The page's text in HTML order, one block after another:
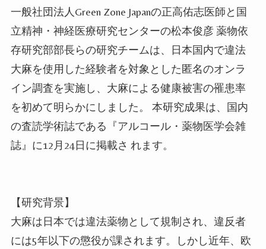
一般社団法人Green Zone Japanの正高佑志医師と国
立精神・神経医療研究センターの松本俊彦 薬物依
存研究部部長らの研究チームは、日本国内で違法
大麻を使用した経験者を対象とした匿名のオンラ
イン調査を実施し、大麻による健康被害の罹患率
を初めて明らかにしました。 本研究成果は、国内
の査読学術誌である『アルコール・薬物医学会雑
誌』に12月24日に掲載さ れます。
【研究背景】
大麻は日本では違法薬物として規制され、違反者
には5年以下の懲役が課されます。しかし近年、欧